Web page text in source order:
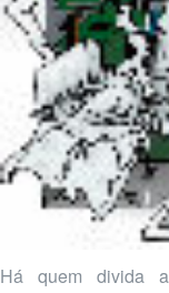
Há quem divida